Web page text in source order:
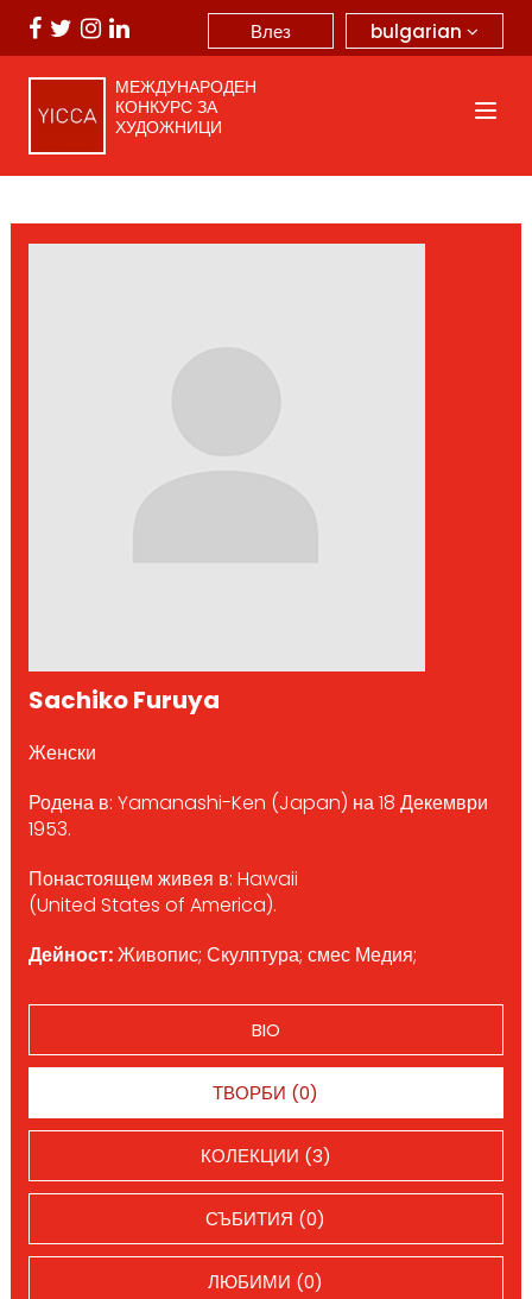
bulgarian
Влез
МЕЖДУНАРОДЕН
КОНКУРС ЗА
ХУДОЖНИЦИ
Sachiko Furuya
Женски
Родена в: Yamanashi-Ken (Japan) на 18 Декември
1953.
Понастоящем живея в: Hawaii
(United States of America).
Дейност:Живопис; Скулптура; смес Медия;
BIO
ТВОРБИ (0)
КОЛЕКЦИИ (3)
СЪБИТИЯ (0)
ЛЮБИМИ (0)